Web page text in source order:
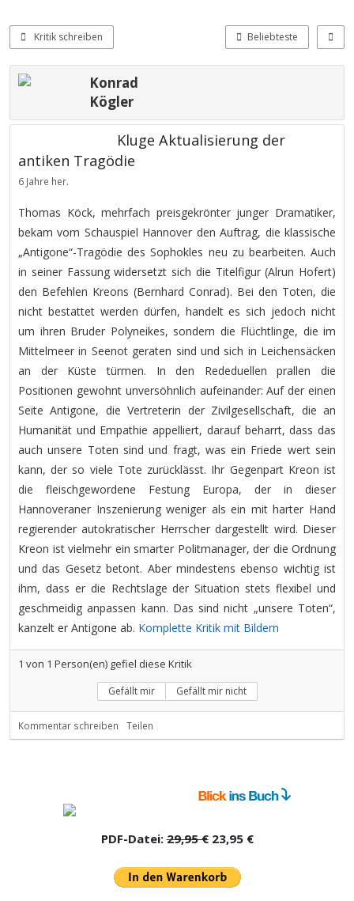
Kritik schreiben Beliebteste
Konrad
Kögler
Kluge Aktualisierung der
antiken Tragödie
6 Jahre her.
Thomas Köck, mehrfach preisgekrönter junger Dramatiker,
bekam vom Schauspiel Hannover den Auftrag, die klassische
„Antigone“-Tragödie des Sophokles neu zu bearbeiten. Auch
in seiner Fassung widersetzt sich die Titelfigur (Alrun Hofert)
den Befehlen Kreons (Bernhard Conrad). Bei den Toten, die
nicht bestattet werden dürfen, handelt es sich jedoch nicht
um ihren Bruder Polyneikes, sondern die Flüchtlinge, die im
Mittelmeer in Seenot geraten sind und sich in Leichensäcken
an der Küste türmen. In den Rededuellen prallen die
Positionen gewohnt unversöhnlich aufeinander: Auf der einen
Seite Antigone, die Vertreterin der Zivilgesellschaft, die an
Humanität und Empathie appelliert, darauf beharrt, dass das
auch unsere Toten sind und fragt, was ein Friede wert sein
kann, der so viele Tote zurücklässt. Ihr Gegenpart Kreon ist
die fleischgewordene Festung Europa, der in dieser
Hannoveraner Inszenierung weniger als ein mit harter Hand
regierender autokratischer Herrscher dargestellt wird. Dieser
Kreon ist vielmehr ein smarter Politmanager, der die Ordnung
und das Gesetz betont. Aber mindestens ebenso wichtig ist
ihm, dass er die Rechtslage der Situation stets flexibel und
geschmeidig anpassen kann. Das sind nicht „unsere Toten“,
kanzelt er Antigone ab. Komplette Kritik mit Bildern
1 von 1 Person(en) gefiel diese Kritik
Gefällt mir Gefällt mir nicht
Kommentar schreiben Teilen
PDF-Datei:29,95 €23,95 €